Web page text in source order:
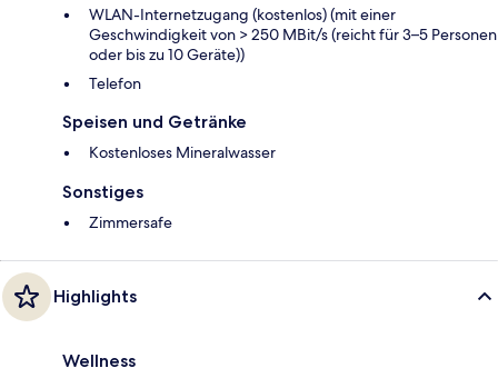
WLAN-Internetzugang (kostenlos) (mit einer
Geschwindigkeit von > 250 MBit/s (reicht für 3–5 Personen
oder bis zu 10 Geräte))
Telefon
Speisen und Getränke
Kostenloses Mineralwasser
Sonstiges
Zimmersafe
Highlights
Wellness